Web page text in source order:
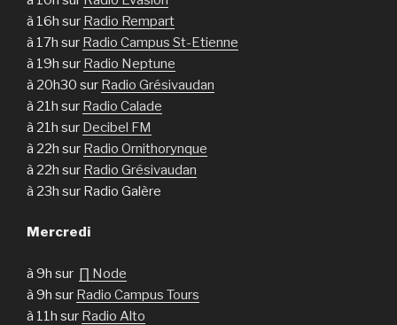
à 16h sur Radio Rempart
à 17h sur Radio Campus St-Etienne
à 19h sur Radio Neptune
à 20h30 sur Radio Grésivaudan
à 21h sur Radio Calade
à 21h sur Decibel FM
à 22h sur Radio Ornithorynque
à 22h sur Radio Grésivaudan
à 23h sur Radio Galère
Mercredi
à 9h sur ∏ Node
à 9h sur Radio Campus Tours
à 11h sur Radio Alto